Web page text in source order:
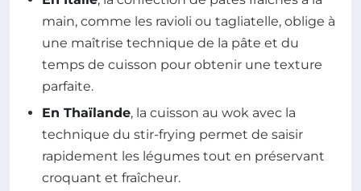
main, comme les ravioli ou tagliatelle, oblige à
une maîtrise technique de la pâte et du
temps de cuisson pour obtenir une texture
parfaite.
En Thaïlande, la cuisson au wok avec la
technique du stir-frying permet de saisir
rapidement les légumes tout en préservant
croquant et fraîcheur.